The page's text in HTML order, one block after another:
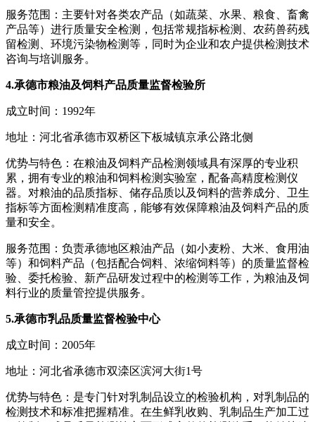
服务范围：主要针对各类农产品（如蔬菜、水果、粮食、畜禽
产品等）进行质量安全检测，包括常规指标检测、农药兽药残
留检测、环境污染物检测等，同时为企业和农户提供检测技术
咨询与培训服务。
4.承德市粮油及饲料产品质量监督检验所
成立时间：1992年
地址：河北省承德市双桥区下板城镇京承公路北侧
优势与特色：在粮油及饲料产品检测领域具有深厚的专业积
累，拥有专业的粮油和饲料检测实验室，配备高精度检测仪
器。对粮油的品质指标、储存品质以及饲料的营养成分、卫生
指标等方面检测精准度高，能够有效保障粮油及饲料产品的质
量和安全。
服务范围：负责承德地区粮油产品（如小麦粉、大米、食用油
等）和饲料产品（包括配合饲料、浓缩饲料等）的质量监督检
验、委托检验、新产品研发过程中的检测等工作，为粮油及饲
料行业的质量管控提供服务。
5.承德市乳品质量监督检验中心
成立时间：2005年
地址：河北省承德市双滦区滨河大街1号
优势与特色：是专门针对乳制品设立的检验机构，对乳制品的
检测技术和标准把握精准。在生鲜乳收购、乳制品生产加工过